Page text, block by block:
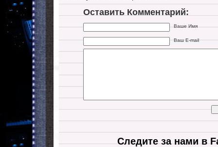
Оставить Комментарий:
Ваше Имя
Ваш E-mail
Следите за нами в